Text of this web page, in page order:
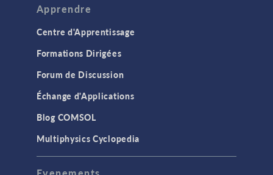
Apprendre
Centre d'Apprentissage
Formations Dirigées
Forum de Discussion
Échange d'Applications
Blog COMSOL
Multiphysics Cyclopedia